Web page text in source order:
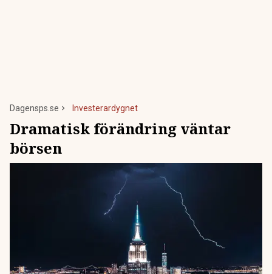
Dagensps.se Investerardygnet
Dramatisk förändring väntar
börsen